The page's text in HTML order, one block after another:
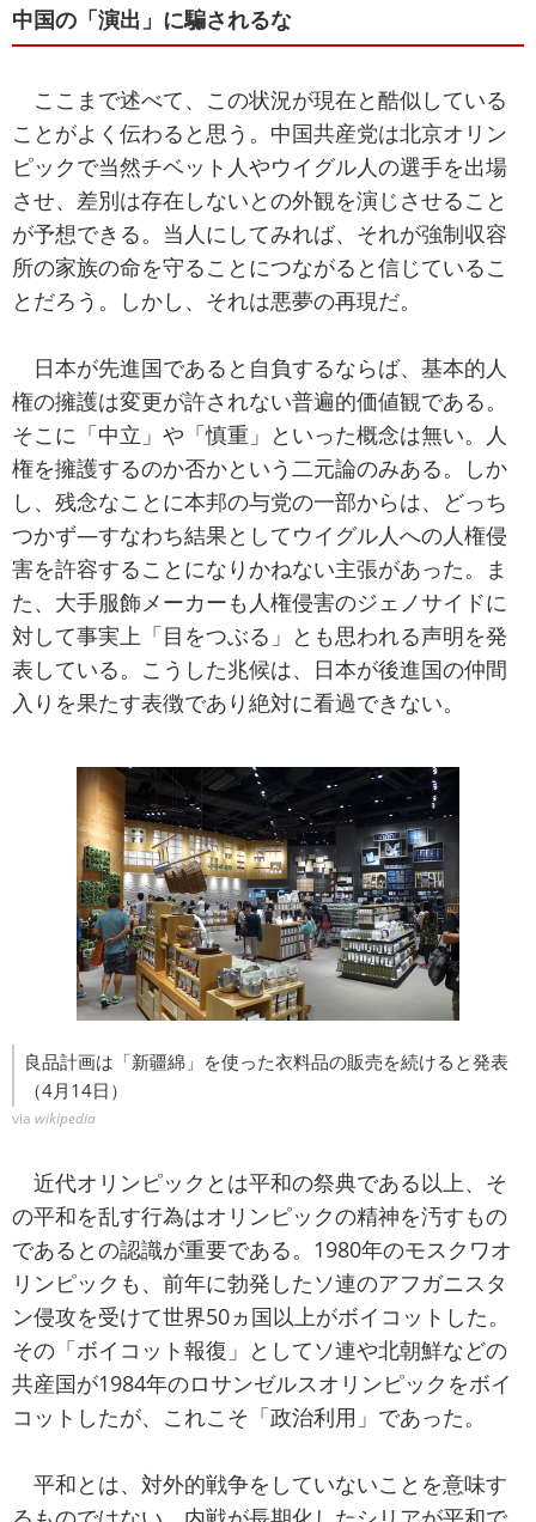
中国の「演出」に騙されるな
ここまで述べて、この状況が現在と酷似している
ことがよく伝わると思う。中国共産党は北京オリン
ピックで当然チベット人やウイグル人の選手を出場
させ、差別は存在しないとの外観を演じさせること
が予想できる。当人にしてみれば、それが強制収容
所の家族の命を守ることにつながると信じているこ
とだろう。しかし、それは悪夢の再現だ。
日本が先進国であると自負するならば、基本的人
権の擁護は変更が許されない普遍的価値観である。
そこに「中立」や「慎重」といった概念は無い。人
権を擁護するのか否かという二元論のみある。しか
し、残念なことに本邦の与党の一部からは、どっち
つかず―すなわち結果としてウイグル人への人権侵
害を許容することになりかねない主張があった。ま
た、大手服飾メーカーも人権侵害のジェノサイドに
対して事実上「目をつぶる」とも思われる声明を発
表している。こうした兆候は、日本が後進国の仲間
入りを果たす表徴であり絶対に看過できない。
良品計画は「新疆綿」を使った衣料品の販売を続けると発表
（4月14日）
via wikipedia
近代オリンピックとは平和の祭典である以上、そ
の平和を乱す行為はオリンピックの精神を汚すもの
であるとの認識が重要である。1980年のモスクワオ
リンピックも、前年に勃発したソ連のアフガニスタ
ン侵攻を受けて世界50ヵ国以上がボイコットした。
その「ボイコット報復」としてソ連や北朝鮮などの
共産国が1984年のロサンゼルスオリンピックをボイ
コットしたが、これこそ「政治利用」であった。
平和とは、対外的戦争をしていないことを意味す